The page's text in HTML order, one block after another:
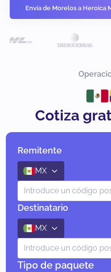
Envía de Morelos a Heroica
Cotiza
Remitente
MX
Destinatario
MX
Tipo de paquete